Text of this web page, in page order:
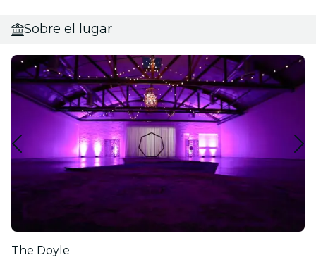
Sobre el lugar
The Doyle